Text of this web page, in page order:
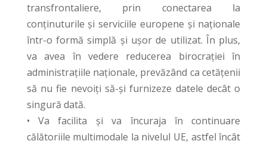
transfrontaliere, prin conectarea la
conținuturile și serviciile europene și naționale
într-o formă simplă și ușor de utilizat. În plus,
va avea în vedere reducerea birocrației în
administrațiile naționale, prevăzând ca cetățenii
să nu fie nevoiți să-și furnizeze datele decât o
singură dată.
• Va facilita și va încuraja în continuare
călătoriile multimodale la nivelul UE, astfel încât